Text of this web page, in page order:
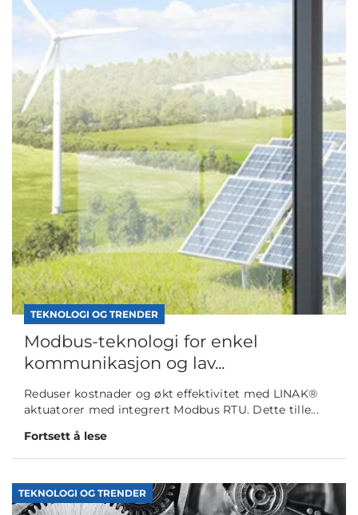
TEKNOLOGI OG TRENDER
Modbus-teknologi for enkel
kommunikasjon og lav...
Reduser kostnader og økt effektivitet med LINAK®
aktuatorer med integrert Modbus RTU. Dette tille...
Fortsett å lese
TEKNOLOGI OG TRENDER